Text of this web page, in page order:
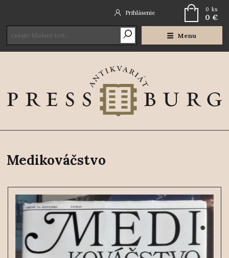
Menu
Prihlásenie 0 ks
0 €
Medikováčstvo